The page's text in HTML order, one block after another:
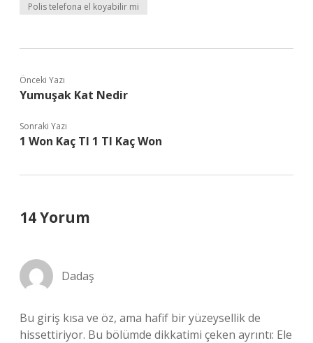
Polis telefona el koyabilir mi
Önceki Yazı
Yumuşak Kat Nedir
Sonraki Yazı
1 Won Kaç Tl 1 Tl Kaç Won
14 Yorum
Dadaş
Bu giriş kısa ve öz, ama hafif bir yüzeysellik de
hissettiriyor. Bu bölümde dikkatimi çeken ayrıntı: Ele